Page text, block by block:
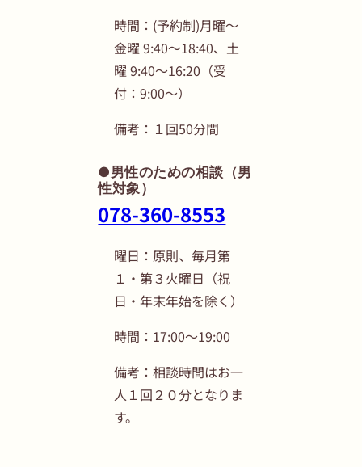
時間：(予約制)月曜～
金曜 9:40～18:40、土
曜 9:40～16:20（受
付：9:00〜）
備考：１回50分間
●男性のための相談（男
性対象）
078-360-8553
曜日：原則、毎月第
１・第３火曜日（祝
日・年末年始を除く）
時間：17:00～19:00
備考：相談時間はお一
人１回２０分となりま
す。